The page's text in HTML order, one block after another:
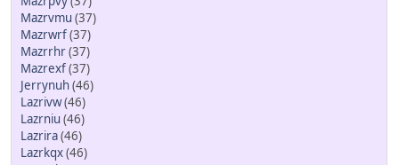
Mazrvmu (37)
Mazrwrf(37)
Mazrrhr(37)
Mazrexf(37)
Jerrynuh(46)
Lazrivw(46)
Lazrniu (46)
Lazrira(46)
Lazrkqx(46)